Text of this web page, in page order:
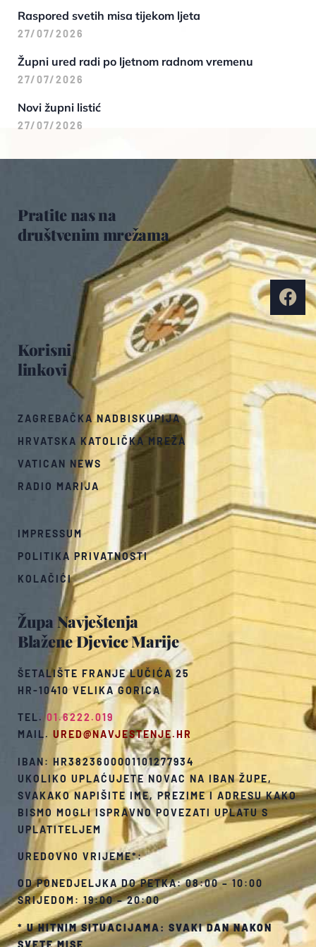
Raspored svetih misa tijekom ljeta
27/07/2026
Župni ured radi po ljetnom radnom vremenu
27/07/2026
Novi župni listić
27/07/2026
Župa Navještenja
Blažene Djevice Marije
ŠETALIŠTE FRANJE LUČIĆA 25
HR-10410 VELIKA GORICA
TEL.01.6222.019
MAIL. URED@NAVJESTENJE.HR
IBAN: HR3823600001101277934
UKOLIKO UPLAĆUJETE NOVAC NA IBAN ŽUPE,
SVAKAKO NAPIŠITE IME, PREZIME I ADRESU KAKO
BISMO MOGLI ISPRAVNO POVEZATI UPLATU S
UPLATITELJEM
UREDOVNO VRIJEME*:
OD PONEDJELJKA DO PETKA: 08:00 – 10:00
SRIJEDOM: 19:00 – 20:00
*U HITNIM SITUACIJAMA: SVAKI DAN NAKON
SVETE MISE
Korisni
linkovi
ZAGREBAČKA NADBISKUPIJA
HRVATSKA KATOLIČKA MREŽA
VATICAN NEWS
RADIO MARIJA
IMPRESSUM
POLITIKA PRIVATNOSTI
KOLAČIĆI
Pratite nas na
društvenim mrežama